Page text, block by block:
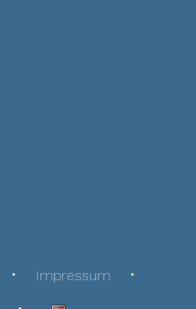
Impressum